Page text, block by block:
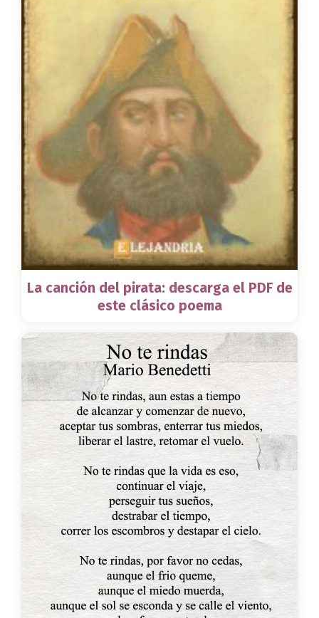
La canción del pirata: descarga el PDF de
este clásico poema